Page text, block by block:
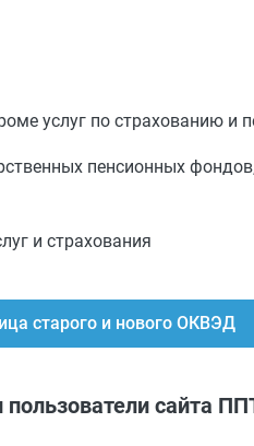
услуг по страхованию и
пенсионных
и страхования
старого и нового ОКВЭД
сайта